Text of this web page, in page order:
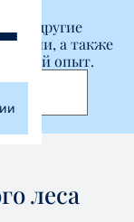
леса
и другие
а также
опыт.